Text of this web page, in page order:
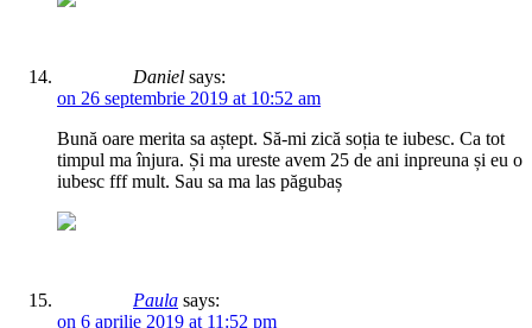
Daniel says:
on 26 septembrie 2019 at 10:52 am
Bună oare merita sa aștept. Să-mi zică soția te iubesc. Ca tot
timpul ma înjura. Și ma ureste avem 25 de ani inpreuna și eu o
iubesc fff mult. Sau sa ma las păgubaș
Paula says:
on 6 aprilie 2019 at 11:52 pm